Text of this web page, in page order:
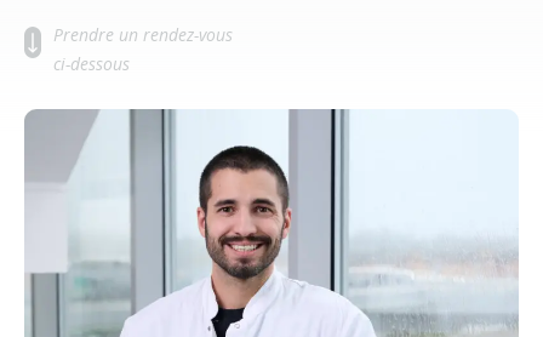
Prendre un rendez-vous
ci-dessous